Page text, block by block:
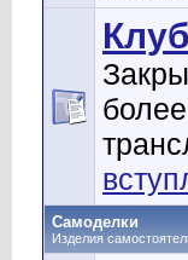
Самоделки
Изделия